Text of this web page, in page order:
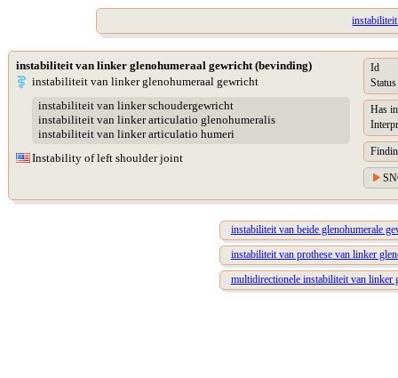
instabiliteit van linker glenohumeraal gewricht (bevinding)
instabiliteit van linker glenohumeraal gewricht
instabiliteit van linker schoudergewricht
instabiliteit van linker articulatio glenohumeralis
instabiliteit van linker articulatio humeri
Instability of left shoulder joint
Id
Status
Has
instabiliteit van beide glenohumerale
instabiliteit van prothese van linker
multidirectionele instabiliteit van linker